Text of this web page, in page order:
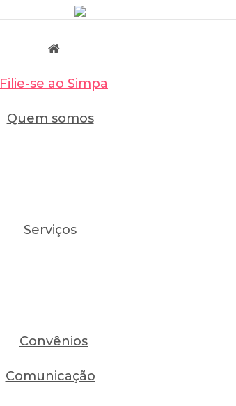
Filie-se ao Simpa
Quem somos
Serviços
Convênios
Comunicação